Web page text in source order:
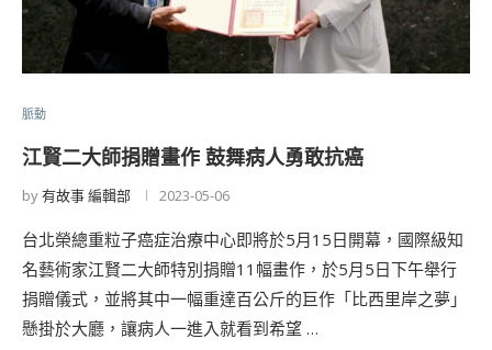
脈動
江賢二大師捐贈畫作 鼓舞病人勇敢抗癌
by有故事 編輯部 2023-05-06
台北榮總重粒子癌症治療中心即將於5月15日開幕，國際級知
名藝術家江賢二大師特別捐贈11幅畫作，於5月5日下午舉行
捐贈儀式，並將其中一幅重達百公斤的巨作「比西里岸之夢」
懸掛於大廳，讓病人一進入就看到希望 …